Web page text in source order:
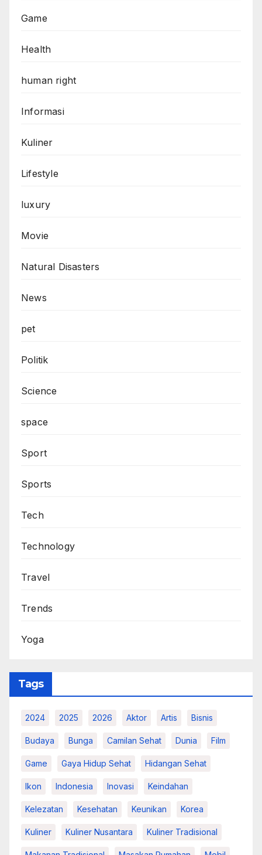
Game
Health
human right
Informasi
Kuliner
Lifestyle
luxury
Movie
Natural Disasters
News
pet
Politik
Science
space
Sport
Sports
Tech
Technology
Travel
Trends
Yoga
Tags
2024 2025 2026 Aktor Artis Bisnis
Budaya Bunga Camilan Sehat Dunia Film
Game Gaya Hidup Sehat Hidangan Sehat
Ikon Indonesia Inovasi Keindahan
Kelezatan Kesehatan Keunikan Korea
Kuliner Kuliner Nusantara Kuliner Tradisional